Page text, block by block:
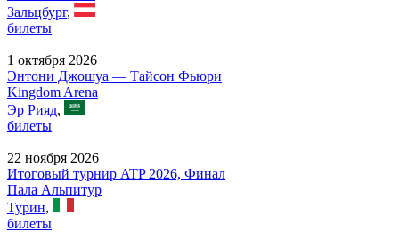
Зальцбург,
билеты
1 октября 2026
Энтони Джошуа — Тайсон Фьюри
Kingdom Arena
Эр Рияд,
билеты
22 ноября 2026
Итоговый турнир ATP 2026, Финал
Пала Альпитур
Турин,
билеты